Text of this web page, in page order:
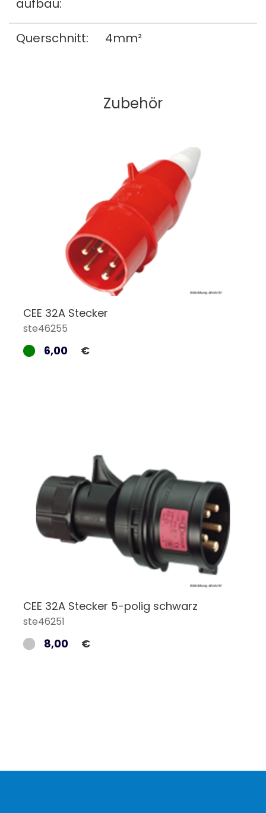
aufbau:
Querschnitt: 4mm²
Zubehör
CEE 32A Stecker
ste46255
6,00 €
CEE 32A Stecker 5-polig schwarz
ste46251
8,00 €